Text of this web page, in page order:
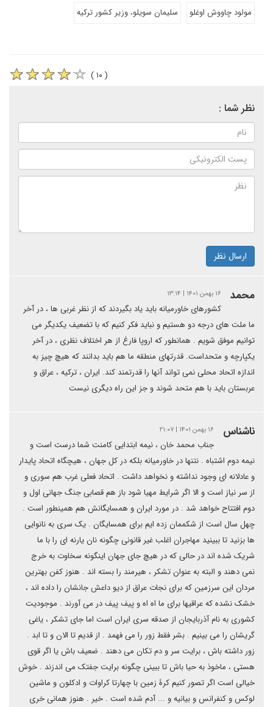
مولود چاووش اوغلو
سلیمان سویلو، وزیر کشور ترکیه
( ۱۰ )
نظر شما :
ارسال نظر
محمد ۱۶ بهمن ۱۴۰۱ | ۱۳:۱۴
کشورهای خاورمیانه باید یاد بگیردند که از نظر غربی ها ، در آخر
ما ملت های درجه دو هستیم و نباید فکر کنیم که با تضعیف یکدیگر می
توانیم موفق شویم . همانطور که اروپا فارغ از هر اختلاف نظری ، در آخر
یکپارچه و متحداست. قدرتهای منطقه ما هم باید بدانند که هیچ چیز به
اندازه اتحاد محلی نمی تواند آنها را قدرتمند کند. ایران ، ترکیه ، عراق و
عربستان باید با هم متحد شوند و جز این راه دیگری نیست
ناشناس ۱۶ بهمن ۱۴۰۱ | ۲۱:۰۷
جناب محمد خان ، نیمه ابتدایی کامنت شما درست است و
نیمه دوم اشتباه . نتنها در خاورمیانه بلکه در کل جهان ، هیچگاه اتحاد پایدار
و عادلانه ای وجود نداشته و نخواهد داشت . اتحاد فعلی غرب هم سوری و
از سر نیاز است و الا اگر شرایط مهیا شود باز هم قصابی جنگ جهانی اول و
دوم افتتاح خواهد شد . در مورد ایران و همسایگانش هم همینطور است .
چهل سال است از شکممان زده ایم برای همسایگان . یک سری به نانوایی
ها بزنید تا ببینید مهاجران اغلب غیر قانونی چگونه نان یارنه ای را با ما
شریک شده اند در حالی که در هیچ جای جهان اینگونه سخاوت به خرج
نمی دهند و البته به عنوان تشکر ، هیرمند را بسته اند . هنوز کفن بهترین
مردان این سرزمین که برای نجات عراق از دیو داعش جانشان را داده اند ،
خشک نشده که عراقیها برای ما اه اه و پیف پیف در می آورند . موجودیت
کشوری به نام آذربایجان از صدقه سری ایران است اما جای تشکر ، یاغی
گریشان را می بینیم . بشر فقط زور را می فهمد . از قدیم تا الان و تا ابد .
زور داشته باش ، برایت سر و دم تکان می دهند . ضعیف باش یا اگر قوی
هستی ، ماخوذ به حیا باش تا ببینی چگونه برایت جفتک می اندزند . خوش
خیالی است اگر تصور کنیم کرۀ زمین با چهارتا کراوات و ادکلون و ماشین
لوکس و کنفرانس و بیانیه و ... آدم شده است . خیر . هنوز همانی خری